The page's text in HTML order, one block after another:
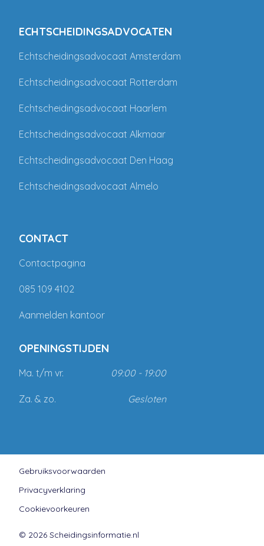
ECHTSCHEIDINGSADVOCATEN
Echtscheidingsadvocaat Amsterdam
Echtscheidingsadvocaat Rotterdam
Echtscheidingsadvocaat Haarlem
Echtscheidingsadvocaat Alkmaar
Echtscheidingsadvocaat Den Haag
Echtscheidingsadvocaat Almelo
CONTACT
Contactpagina
085 109 4102
Aanmelden kantoor
OPENINGSTIJDEN
Ma. t/m vr. 09:00 - 19:00
Za. & zo. Gesloten
© 2026 Scheidingsinformatie.nl
Gebruiksvoorwaarden
Privacyverklaring
Cookievoorkeuren